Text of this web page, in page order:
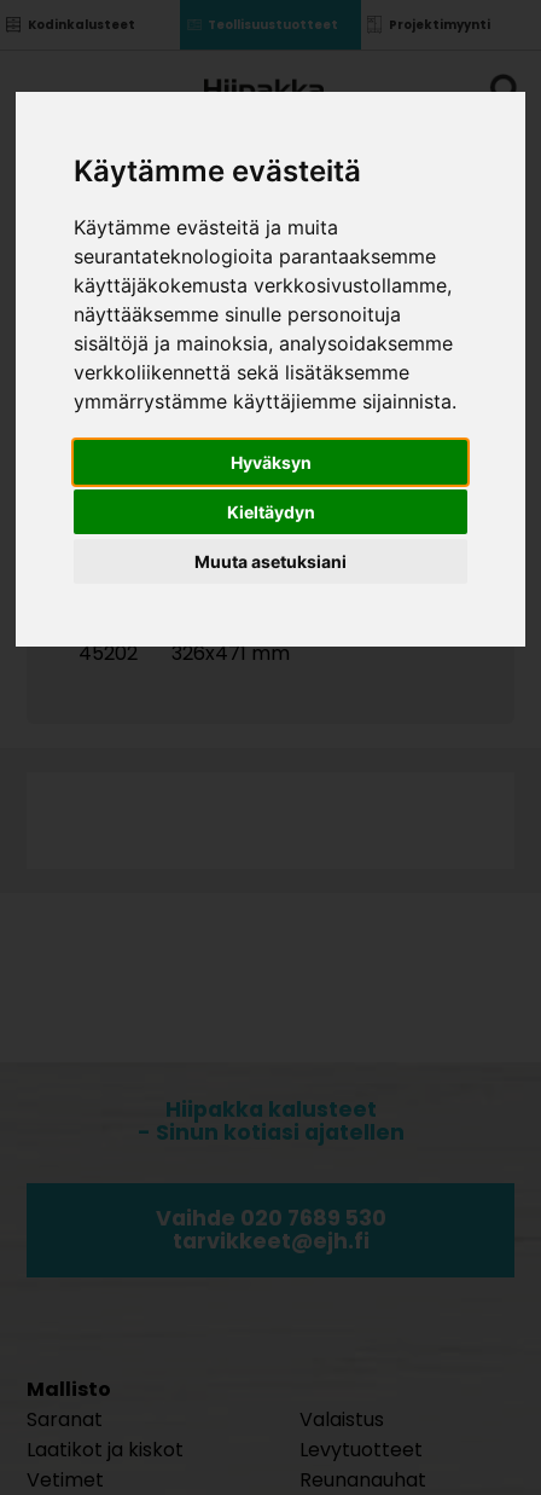
Käytämme evästeitä
Käytämme evästeitä ja muita
seurantateknologioita parantaaksemme
käyttäjäkokemusta verkkosivustollamme,
näyttääksemme sinulle personoituja
sisältöjä ja mainoksia, analysoidaksemme
verkkoliikennettä sekä lisätäksemme
ymmärrystämme käyttäjiemme sijainnista.
Hyväksyn
Kieltäydyn
Muuta asetuksiani
Kodinkalusteet Teollisuustuotteet Projektimyynti
POHJAMATTO 400
ANTRASIITTI
Teollisuustuotteet»Laatikot ja kiskot»Magic Pro
Ohutseinälaatikot» Pohjamatto 400 Antrasiitti
KOKO
45202
326x471 mm
Hiipakka kalusteet
- Sinun kotiasi ajatellen
Vaihde 020 7689 530
tarvikkeet@ejh.fi
Mallisto
Saranat
Laatikot ja kiskot
Vetimet
Valaistus
Levytuotteet
Reunanauhat